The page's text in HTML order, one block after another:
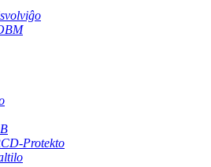
Protekto